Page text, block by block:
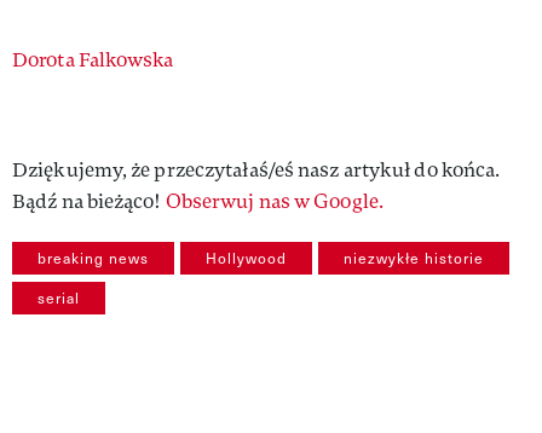
Authors
Dorota Falkowska
Dziękujemy, że przeczytałaś/eś nasz artykuł do końca.
Bądź na bieżąco! Obserwuj nas w Google.
breaking news Hollywood niezwykłe historie
serial